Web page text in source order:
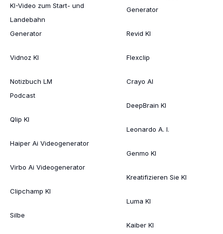
KI-Video zum Start- und
Landebahn
Generator
Vidnoz KI
Notizbuch LM
Podcast
Qlip KI
Haiper Ai Videogenerator
Virbo Ai Videogenerator
Clipchamp KI
Silbe
Generator
Revid KI
Flexclip
Crayo AI
DeepBrain KI
Leonardo A. I.
Genmo KI
Kreatifizieren Sie KI
Luma KI
Kaiber KI